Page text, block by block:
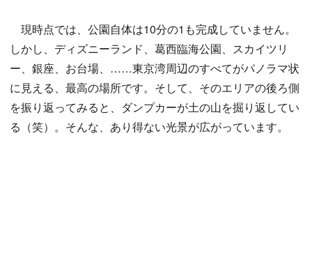
現時点では、公園自体は10分の1も完成していません。
しかし、ディズニーランド、葛西臨海公園、スカイツリ
ー、銀座、お台場、……東京湾周辺のすべてがパノラマ状
に見える、最高の場所です。そして、そのエリアの後ろ側
を振り返ってみると、ダンプカーが土の山を掘り返してい
る（笑）。そんな、あり得ない光景が広がっています。